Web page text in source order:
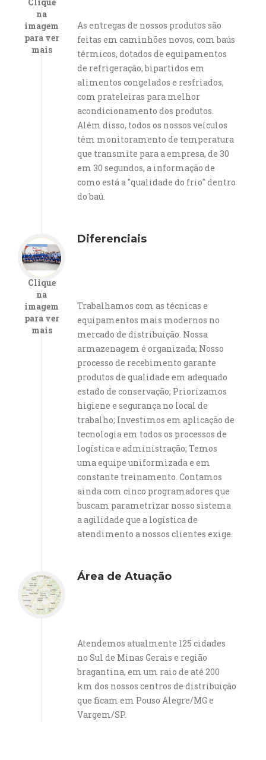
na
imagem
para ver
mais
As entregas de nossos produtos são
feitas em caminhões novos, com baús
térmicos, dotados de equipamentos
de refrigeração, bipartidos em
alimentos congelados e resfriados,
com prateleiras para melhor
acondicionamento dos produtos.
Além disso, todos os nossos veículos
têm monitoramento de temperatura
que transmite para a empresa, de 30
em 30 segundos, a informação de
como está a "qualidade do frio" dentro
do baú.
Clique
na
imagem
para ver
mais
Diferenciais
Trabalhamos com as técnicas e
equipamentos mais modernos no
mercado de distribuição. Nossa
armazenagem é organizada; Nosso
processo de recebimento garante
produtos de qualidade em adequado
estado de conservação; Priorizamos
higiene e segurança no local de
trabalho; Investimos em aplicação de
tecnologia em todos os processos de
logística e administração; Temos
uma equipe uniformizada e em
constante treinamento. Contamos
ainda com cinco programadores que
buscam parametrizar nosso sistema
a agilidade que a logística de
atendimento a nossos clientes exige.
Área de Atuação
Atendemos atualmente 125 cidades
no Sul de Minas Gerais e região
bragantina, em um raio de até 200
km dos nossos centros de distribuição
que ficam em Pouso Alegre/MG e
Vargem/SP.